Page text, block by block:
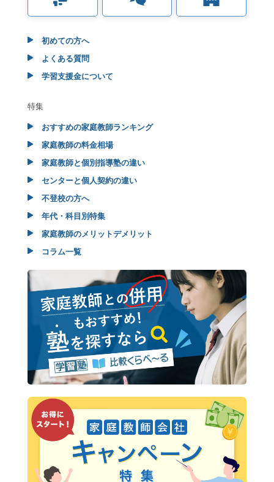
初めての方へ
よくある質問
学習支援金について
特集
おすすめの家庭教師ランキング
家庭教師の料金相場
家庭教師と個別指導塾の違い
センターと個人契約の違い
不登校の方へ
年代・科目別特集
家庭教師のメリットデメリット
コラム一覧